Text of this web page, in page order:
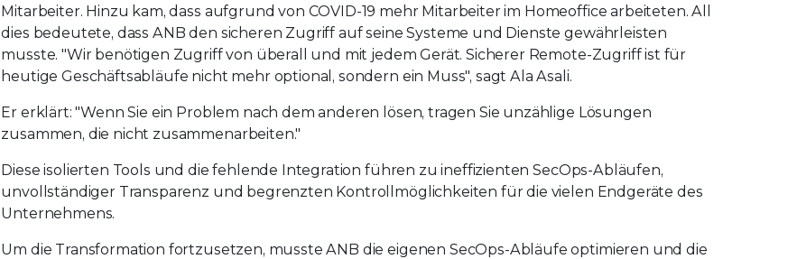
Mitarbeiter. Hinzu kam, dass aufgrund von COVID-19 mehr Mitarbeiter im Homeoffice arbeiteten. All
dies bedeutete, dass ANB den sicheren Zugriff auf seine Systeme und Dienste gewährleisten
musste. "Wir benötigen Zugriff von überall und mit jedem Gerät. Sicherer Remote-Zugriff ist für
heutige Geschäftsabläufe nicht mehr optional, sondern ein Muss", sagt Ala Asali.
Er erklärt: "Wenn Sie ein Problem nach dem anderen lösen, tragen Sie unzählige Lösungen
zusammen, die nicht zusammenarbeiten."
Diese isolierten Tools und die fehlende Integration führen zu ineffizienten SecOps-Abläufen,
unvollständiger Transparenz und begrenzten Kontrollmöglichkeiten für die vielen Endgeräte des
Unternehmens.
Um die Transformation fortzusetzen, musste ANB die eigenen SecOps-Abläufe optimieren und die